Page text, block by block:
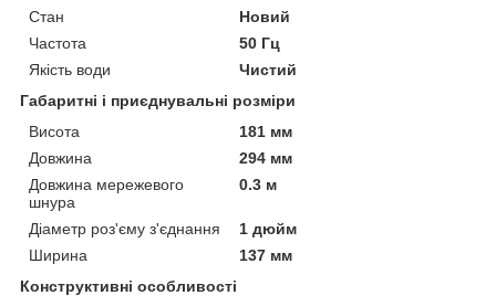
Стан
Новий
Частота
50 Гц
Якість води
Чистий
Габаритні і приєднувальні розміри
Висота
181 мм
Довжина
294 мм
Довжина мережевого
шнура
0.3 м
Діаметр роз'єму з'єднання
1 дюйм
Ширина
137 мм
Конструктивні особливості